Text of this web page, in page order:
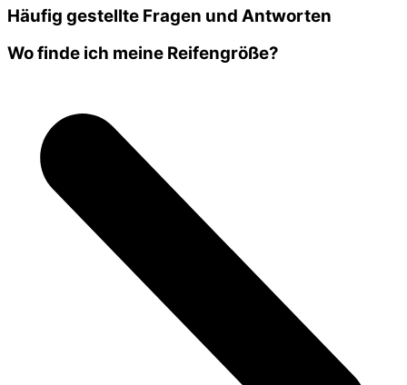
Häufig gestellte Fragen und Antworten
Wo finde ich meine Reifengröße?